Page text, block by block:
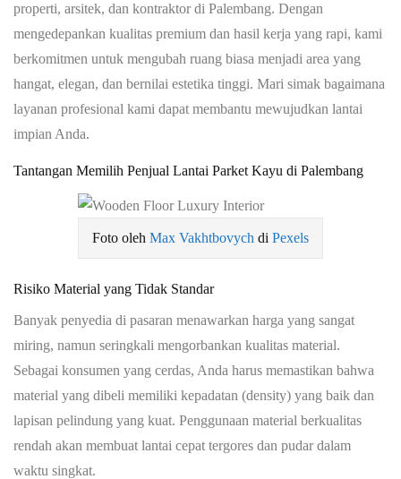
properti, arsitek, dan kontraktor di Palembang. Dengan
mengedepankan kualitas premium dan hasil kerja yang rapi, kami
berkomitmen untuk mengubah ruang biasa menjadi area yang
hangat, elegan, dan bernilai estetika tinggi. Mari simak bagaimana
layanan profesional kami dapat membantu mewujudkan lantai
impian Anda.
Tantangan Memilih Penjual Lantai Parket Kayu di Palembang
Foto oleh Max Vakhtbovych di Pexels
Risiko Material yang Tidak Standar
Banyak penyedia di pasaran menawarkan harga yang sangat
miring, namun seringkali mengorbankan kualitas material.
Sebagai konsumen yang cerdas, Anda harus memastikan bahwa
material yang dibeli memiliki kepadatan (density) yang baik dan
lapisan pelindung yang kuat. Penggunaan material berkualitas
rendah akan membuat lantai cepat tergores dan pudar dalam
waktu singkat.